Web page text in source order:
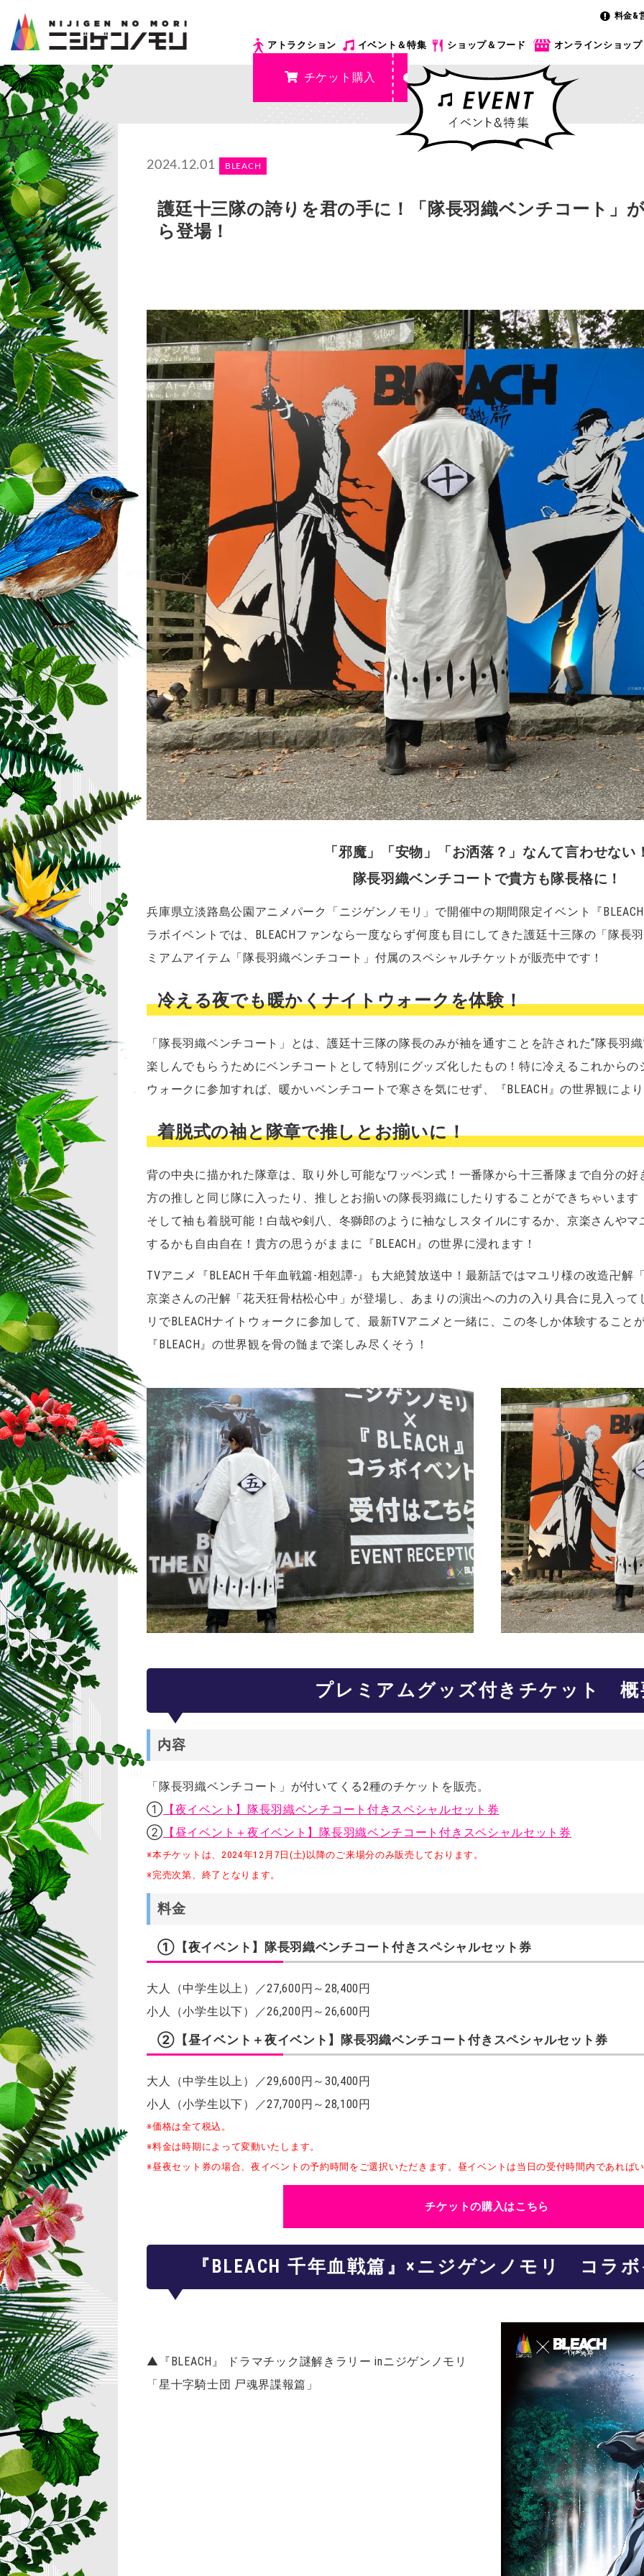
料金&
アトラクション イベント＆特集 ショップ＆フード オンラインショップ
チケット購入
2024.12.01 BLEACH
護廷十三隊の誇りを君の手に！「隊長羽織ベンチコート」
ら登場！
「邪魔」「安物」「お洒落？」なんて言わせない
隊長羽織ベンチコートで貴方も隊長格に！
兵庫県立淡路島公園アニメパーク「ニジゲンノモリ」で開催中の期間限定イベント『
ラボイベントでは、BLEACHファンなら一度ならず何度も目にしてきた護廷十三隊の「隊長
ミアムアイテム「隊長羽織ベンチコート」付属のスペシャルチケットが販売中です！
冷える夜でも暖かくナイトウォークを体験！
「隊長羽織ベンチコート」とは、護廷十三隊の隊長のみが袖を通すことを許された“隊長羽
楽しんでもらうためにベンチコートとして特別にグッズ化したもの！特に冷えるこれから
ウォークに参加すれば、暖かいベンチコートで寒さを気にせず、『BLEACH』の世界観によ
着脱式の袖と隊章で推しとお揃いに！
背の中央に描かれた隊章は、取り外し可能なワッペン式！一番隊から十三番隊まで自分の
方の推しと同じ隊に入ったり、推しとお揃いの隊長羽織にしたりすることができちゃいます
そして袖も着脱可能！白哉や剣八、冬獅郎のように袖なしスタイルにするか、京楽さんや
するかも自由自在！貴方の思うがままに『BLEACH』の世界に浸れます！
TVアニメ『BLEACH 千年血戦篇-相剋譚-』も大絶賛放送中！最新話ではマユリ様の改造卍解
京楽さんの卍解「花天狂骨枯松心中」が登場し、あまりの演出への力の入り具合に見入っ
リでBLEACHナイトウォークに参加して、最新TVアニメと一緒に、この冬しか体験すること
『BLEACH』の世界観を骨の髄まで楽しみ尽くそう！
プレミアムグッズ付きチケット 概
内容
「隊長羽織ベンチコート」が付いてくる2種のチケットを販売。
① 【夜イベント】隊長羽織ベンチコート付きスペシャルセット券
② 【昼イベント＋夜イベント】隊長羽織ベンチコート付きスペシャルセット券
※本チケットは、2024年12月7日(土)以降のご来場分のみ販売しております。
※完売次第、終了となります。
料金
①【夜イベント】隊長羽織ベンチコート付きスペシャルセット券
大人（中学生以上）／27,600円～28,400円
小人（小学生以下）／26,200円～26,600円
②【昼イベント＋夜イベント】隊長羽織ベンチコート付きスペシャルセット券
大人（中学生以上）／29,600円～30,400円
小人（小学生以下）／27,700円～28,100円
※価格は全て税込。
※料金は時期によって変動いたします。
※昼夜セット券の場合、夜イベントの予約時間をご選択いただきます。昼イベントは当日の受付時間内であれば
チケットの購入はこちら
『BLEACH 千年血戦篇』×ニジゲンノモリ コラ
▲『BLEACH』 ドラマチック謎解きラリー inニジゲンノモリ
「星十字騎士団 尸魂界諜報篇」